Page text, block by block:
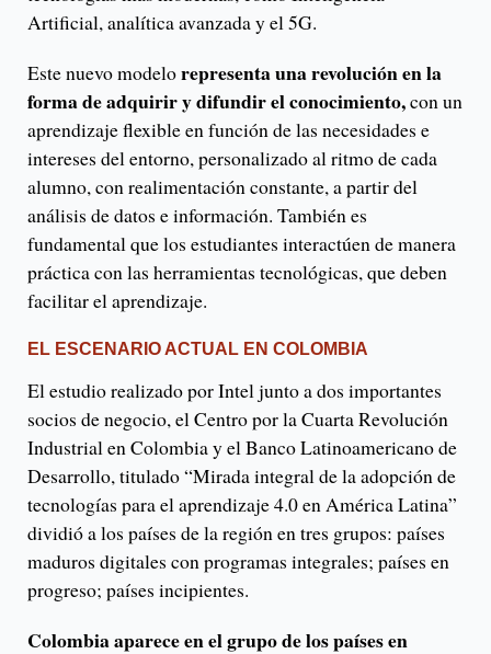
Artificial, analítica avanzada y el 5G.
Este nuevo modelorepresenta una revolución en la
forma de adquirir y difundir el conocimiento,con un
aprendizaje flexible en función de las necesidades e
intereses del entorno, personalizado al ritmo de cada
alumno, con realimentación constante, a partir del
análisis de datos e información. También es
fundamental que los estudiantes interactúen de manera
práctica con las herramientas tecnológicas, que deben
facilitar el aprendizaje.
EL ESCENARIO ACTUAL EN COLOMBIA
El estudio realizado por Intel junto a dos importantes
socios de negocio, el Centro por la Cuarta Revolución
Industrial en Colombia y el Banco Latinoamericano de
Desarrollo, titulado “Mirada integral de la adopción de
tecnologías para el aprendizaje 4.0 en América Latina”
dividió a los países de la región en tres grupos: países
maduros digitales con programas integrales; países en
progreso; países incipientes.
Colombia aparece en el grupo de los países en